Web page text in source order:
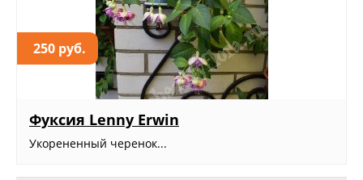
250 руб.
Фуксия Lenny Erwin
Укорененный черенок...